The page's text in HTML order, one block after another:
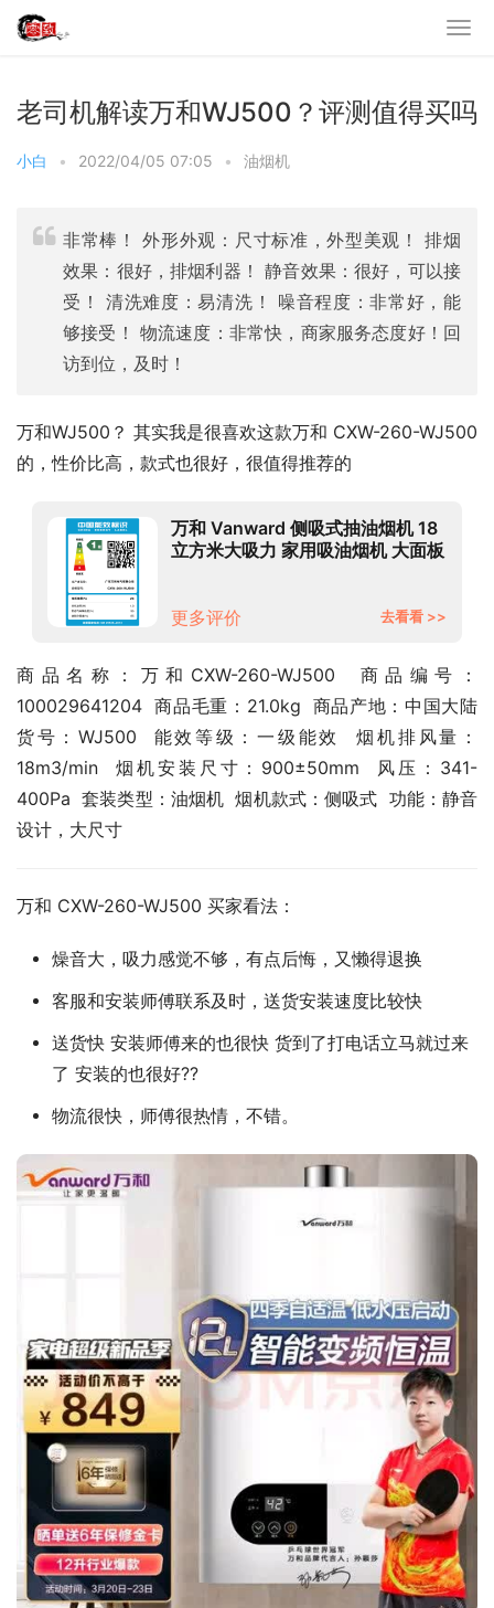
老司机解读万和WJ500？评测值得买吗
小白 • 2022/04/05 07:05 • 油烟机
非常棒！ 外形外观：尺寸标准，外型美观！ 排烟
效果：很好，排烟利器！ 静音效果：很好，可以接
受！ 清洗难度：易清洗！ 噪音程度：非常好，能
够接受！ 物流速度：非常快，商家服务态度好！回
访到位，及时！
万和WJ500？ 其实我是很喜欢这款万和 CXW-260-WJ500
的，性价比高，款式也很好，很值得推荐的
万和 Vanward 侧吸式抽油烟机 18
立方米大吸力 家用吸油烟机 大面板
更多评价 去看看 >>
商品名称：万和CXW-260-WJ500  商品编号：
100029641204  商品毛重：21.0kg  商品产地：中国大陆
货号：WJ500  能效等级：一级能效  烟机排风量：
18m3/min  烟机安装尺寸：900±50mm  风压：341-
400Pa  套装类型：油烟机  烟机款式：侧吸式  功能：静音
设计，大尺寸
万和 CXW-260-WJ500 买家看法：
燥音大，吸力感觉不够，有点后悔，又懒得退换
客服和安装师傅联系及时，送货安装速度比较快
送货快 安装师傅来的也很快 货到了打电话立马就过来
了 安装的也很好??
物流很快，师傅很热情，不错。